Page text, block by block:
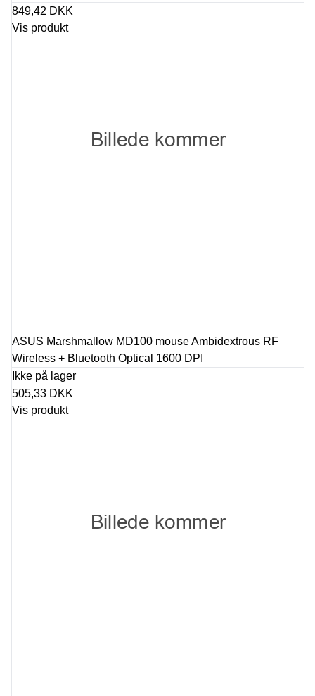
849,42 DKK
Vis produkt
ASUS Marshmallow MD100 mouse Ambidextrous RF
Wireless + Bluetooth Optical 1600 DPI
Ikke på lager
505,33 DKK
Vis produkt